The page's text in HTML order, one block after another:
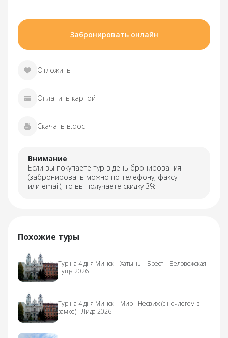
Забронировать онлайн
Отложить
Оплатить картой
Скачать в.doc
Внимание
Если вы покупаете тур в день бронирования
(забронировать можно по телефону, факсу
или email), то вы получаете скидку 3%
Похожие туры
Тур на 4 дня Минск – Хатынь – Брест – Беловежская
пуща 2026
Тур на 4 дня Минск – Мир - Несвиж (с ночлегом в
замке) - Лида 2026